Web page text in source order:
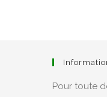
Pour toute